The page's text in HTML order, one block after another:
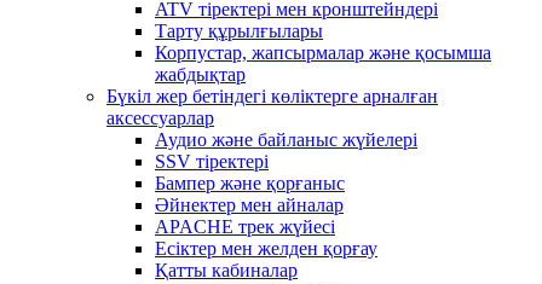
ATV тіректері мен кронштейндері
Тарту құрылғылары
Корпустар, жапсырмалар және қосымша
жабдықтар
Бүкіл жер бетіндегі көліктерге арналған
аксессуарлар
Аудио және байланыс жүйелері
SSV тіректері
Бампер және қорғаныс
Әйнектер мен айналар
APACHE трек жүйесі
Есіктер мен желден қорғау
Қатты кабиналар